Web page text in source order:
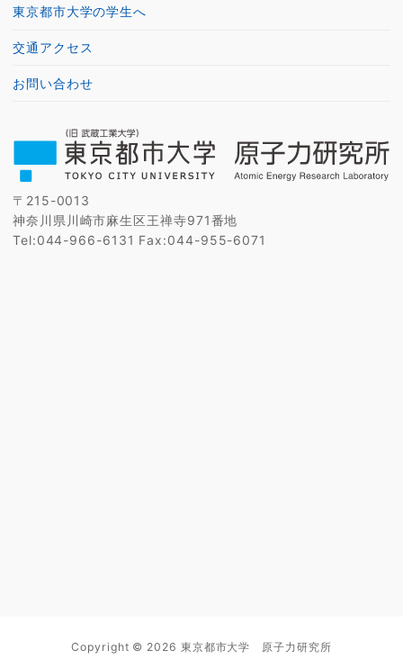
東京都市大学の学生へ
交通アクセス
お問い合わせ
〒215-0013
神奈川県川崎市麻生区王禅寺971番地
Tel:044-966-6131 Fax:044-955-6071
Copyright © 2026 東京都市大学 原子力研究所